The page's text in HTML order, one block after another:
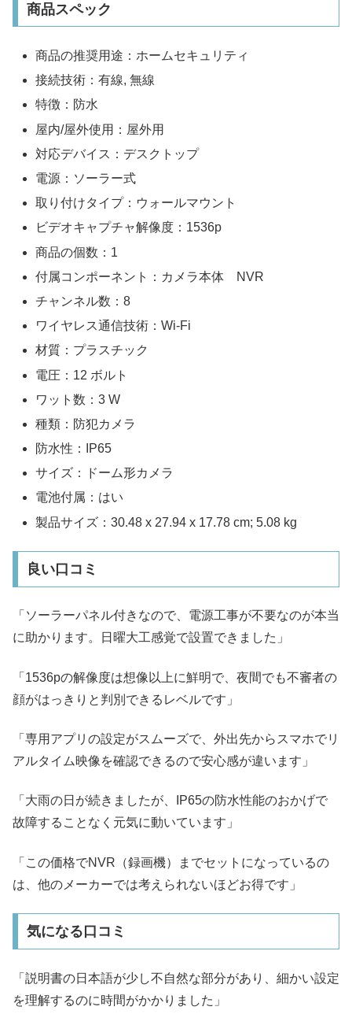
商品スペック
商品の推奨用途：ホームセキュリティ
接続技術：有線, 無線
特徴：防水
屋内/屋外使用：屋外用
対応デバイス：デスクトップ
電源：ソーラー式
取り付けタイプ：ウォールマウント
ビデオキャプチャ解像度：1536p
商品の個数：1
付属コンポーネント：カメラ本体 NVR
チャンネル数：8
ワイヤレス通信技術：Wi-Fi
材質：プラスチック
電圧：12 ボルト
ワット数：3 W
種類：防犯カメラ
防水性：IP65
サイズ：ドーム形カメラ
電池付属：はい
製品サイズ：30.48 x 27.94 x 17.78 cm; 5.08 kg
良い口コミ
「ソーラーパネル付きなので、電源工事が不要なのが本当
に助かります。日曜大工感覚で設置できました」
「1536pの解像度は想像以上に鮮明で、夜間でも不審者の
顔がはっきりと判別できるレベルです」
「専用アプリの設定がスムーズで、外出先からスマホでリ
アルタイム映像を確認できるので安心感が違います」
「大雨の日が続きましたが、IP65の防水性能のおかげで
故障することなく元気に動いています」
「この価格でNVR（録画機）までセットになっているの
は、他のメーカーでは考えられないほどお得です」
気になる口コミ
「説明書の日本語が少し不自然な部分があり、細かい設定
を理解するのに時間がかかりました」